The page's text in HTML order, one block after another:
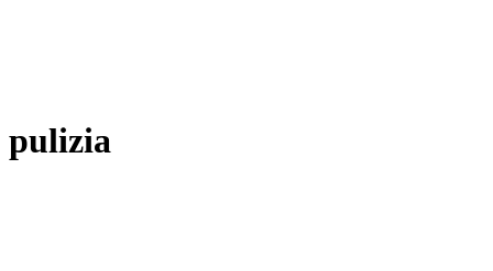
pulizia